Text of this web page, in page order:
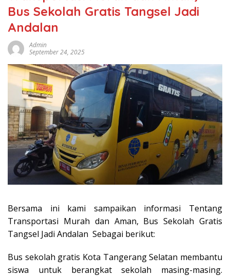
Bus Sekolah Gratis Tangsel Jadi
Andalan
Admin
September 24, 2025
Bersama ini kami sampaikan informasi Tentang
Transportasi Murah dan Aman, Bus Sekolah Gratis
Tangsel Jadi Andalan Sebagai berikut:
Bus sekolah gratis Kota Tangerang Selatan membantu
siswa untuk berangkat sekolah masing-masing.